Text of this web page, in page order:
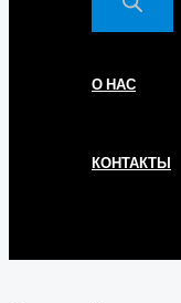
О НАС
КОНТАКТЫ